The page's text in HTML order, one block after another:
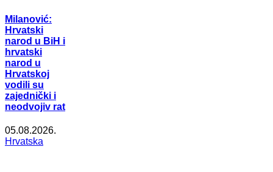
Milanović:
Hrvatski
narod u BiH i
hrvatski
narod u
Hrvatskoj
vodili su
zajednički i
neodvojiv rat
05.08.2026.
Hrvatska